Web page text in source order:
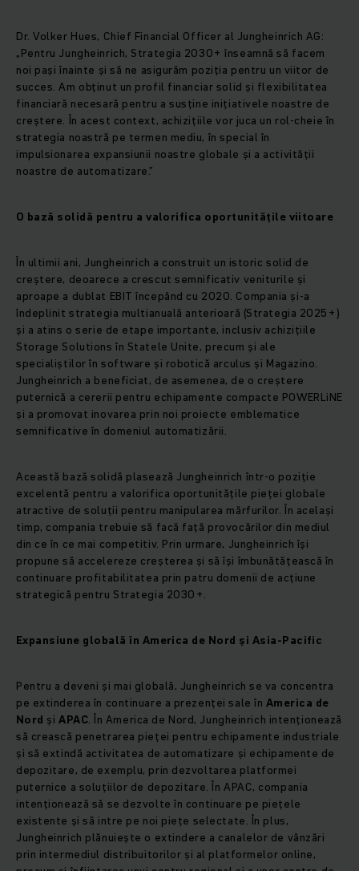
Dr. Volker Hues, Chief Financial Officer al Jungheinrich AG:
„Pentru Jungheinrich, Strategia 2030+ înseamnă să facem
noi pași înainte și să ne asigurăm poziția pentru un viitor de
succes. Am obținut un profil financiar solid și flexibilitatea
financiară necesară pentru a susține inițiativele noastre de
creștere. În acest context, achizițiile vor juca un rol-cheie în
strategia noastră pe termen mediu, în special în
impulsionarea expansiunii noastre globale și a activității
noastre de automatizare.”
O bază solidă pentru a valorifica oportunitățile viitoare
În ultimii ani, Jungheinrich a construit un istoric solid de
creștere, deoarece a crescut semnificativ veniturile și
aproape a dublat EBIT începând cu 2020. Compania și-a
îndeplinit strategia multianuală anterioară (Strategia 2025+)
și a atins o serie de etape importante, inclusiv achizițiile
Storage Solutions în Statele Unite, precum și ale
specialiștilor în software și robotică arculus și Magazino.
Jungheinrich a beneficiat, de asemenea, de o creștere
puternică a cererii pentru echipamente compacte POWERLiNE
și a promovat inovarea prin noi proiecte emblematice
semnificative în domeniul automatizării.
Această bază solidă plasează Jungheinrich într-o poziție
excelentă pentru a valorifica oportunitățile pieței globale
atractive de soluții pentru manipularea mărfurilor. În același
timp, compania trebuie să facă față provocărilor din mediul
din ce în ce mai competitiv. Prin urmare, Jungheinrich își
propune să accelereze creșterea și să își îmbunătățească în
continuare profitabilitatea prin patru domenii de acțiune
strategică pentru Strategia 2030+.
Expansiune globală în America de Nord și Asia-Pacific
Pentru a deveni și mai globală, Jungheinrich se va concentra
pe extinderea în continuare a prezenței sale în America de
Nord șiAPAC. În America de Nord, Jungheinrich intenționează
să crească penetrarea pieței pentru echipamente industriale
și să extindă activitatea de automatizare și echipamente de
depozitare, de exemplu, prin dezvoltarea platformei
puternice a soluțiilor de depozitare. În APAC, compania
intenționează să se dezvolte în continuare pe piețele
existente și să intre pe noi piețe selectate. În plus,
Jungheinrich plănuiește o extindere a canalelor de vânzări
prin intermediul distribuitorilor și al platformelor online,